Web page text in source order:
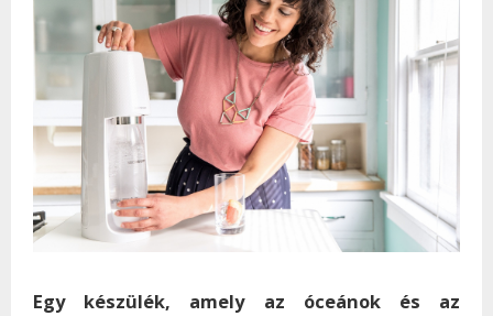
Egy készülék, amely az óceánok és az